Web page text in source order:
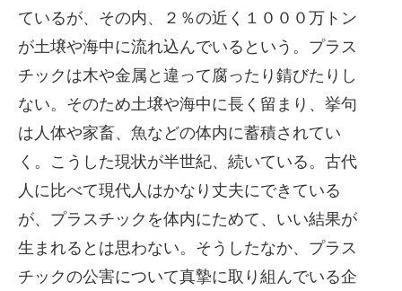
ているが、その内、２％の近く１０００万トン
が土壌や海中に流れ込んでいるという。プラス
チックは木や金属と違って腐ったり錆びたりし
ない。そのため土壌や海中に長く留まり、挙句
は人体や家畜、魚などの体内に蓄積されてい
く。こうした現状が半世紀、続いている。古代
人に比べて現代人はかなり丈夫にできている
が、プラスチックを体内にためて、いい結果が
生まれるとは思わない。そうしたなか、プラス
チックの公害について真摯に取り組んでいる企